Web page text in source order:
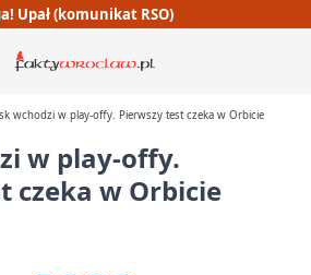
Upał (komunikat RSO)
wchodzi w play-offy. Pierwszy test czeka w Orbicie
w play-offy.
czeka w Orbicie